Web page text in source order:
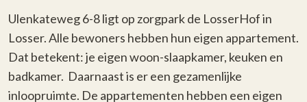
Ulenkateweg 6-8 ligt op zorgpark de LosserHof in
Losser. Alle bewoners hebben hun eigen appartement.
Dat betekent: je eigen woon-slaapkamer, keuken en
badkamer. Daarnaast is er een gezamenlijke
inloopruimte. De appartementen hebben een eigen